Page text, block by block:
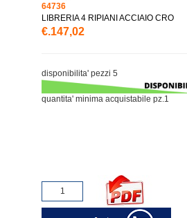
64736
LIBRERIA 4 RIPIANI ACCIAIO CRO
€.147,02
disponibilita' pezzi 5
quantita' minima acquistabile pz.1